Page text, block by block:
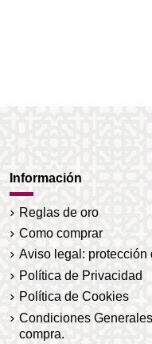
Información
Reglas de oro
Como comprar
Aviso legal: protección
Política de Privacidad
Política de Cookies
Condiciones
compra.